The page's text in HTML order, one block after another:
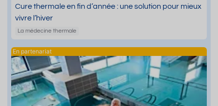
Cure thermale en fin d’année : une solution pour mieux
vivre l’hiver
La médecine thermale